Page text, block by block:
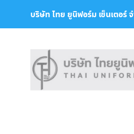
บริษัท ไทย ยูนิฟอร์ม เซ็นเตอร์